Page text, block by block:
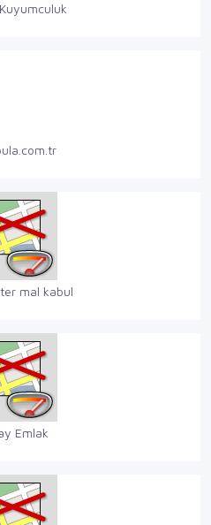
mal kabul
Emlak